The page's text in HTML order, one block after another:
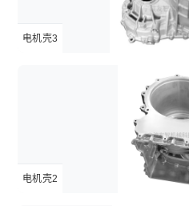
电机壳3
电机壳2